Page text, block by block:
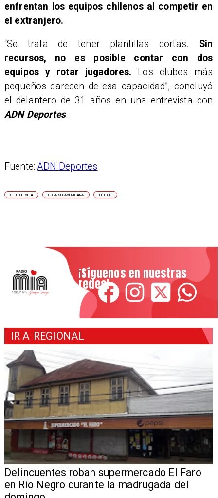
enfrentan los equipos chilenos al competir en
el extranjero.
“Se trata de tener plantillas cortas. Sin
recursos, no es posible contar con dos
equipos y rotar jugadores. Los clubes más
pequeños carecen de esa capacidad”, concluyó
el delantero de 31 años en una entrevista con
ADN Deportes.
Fuente:ADN Deportes
CLUB OLIMPIA COPA SUDAMERICANA FÚTBOL
¡Síguenos en nuestras
redes!
IR A REGIONAL
Delincuentes roban supermercado El Faro
en Río Negro durante la madrugada del